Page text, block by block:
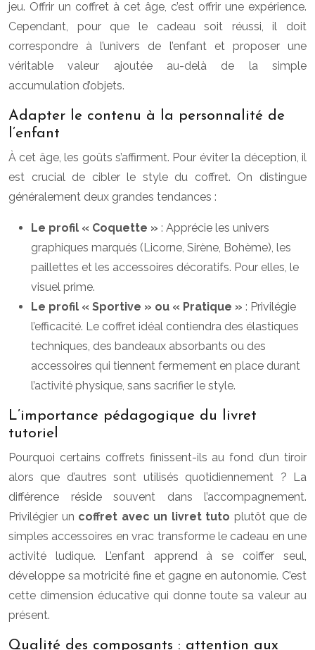
jeu. Offrir un coffret à cet âge, c’est offrir une expérience.
Cependant, pour que le cadeau soit réussi, il doit
correspondre à l’univers de l’enfant et proposer une
véritable valeur ajoutée au-delà de la simple
accumulation d’objets.
Adapter le contenu à la personnalité de
l’enfant
À cet âge, les goûts s’affirment. Pour éviter la déception, il
est crucial de cibler le style du coffret. On distingue
généralement deux grandes tendances :
Le profil « Coquette » : Apprécie les univers
graphiques marqués (Licorne, Sirène, Bohème), les
paillettes et les accessoires décoratifs. Pour elles, le
visuel prime.
Le profil « Sportive » ou « Pratique » : Privilégie
l’efficacité. Le coffret idéal contiendra des élastiques
techniques, des bandeaux absorbants ou des
accessoires qui tiennent fermement en place durant
l’activité physique, sans sacrifier le style.
L’importance pédagogique du livret
tutoriel
Pourquoi certains coffrets finissent-ils au fond d’un tiroir
alors que d’autres sont utilisés quotidiennement ? La
différence réside souvent dans l’accompagnement.
Privilégier un coffret avec un livret tuto plutôt que de
simples accessoires en vrac transforme le cadeau en une
activité ludique. L’enfant apprend à se coiffer seul,
développe sa motricité fine et gagne en autonomie. C’est
cette dimension éducative qui donne toute sa valeur au
présent.
Qualité des composants : attention aux